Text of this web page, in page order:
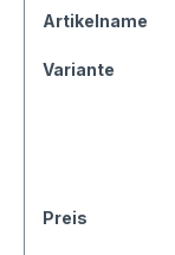
Artikelname
Variante
Preis